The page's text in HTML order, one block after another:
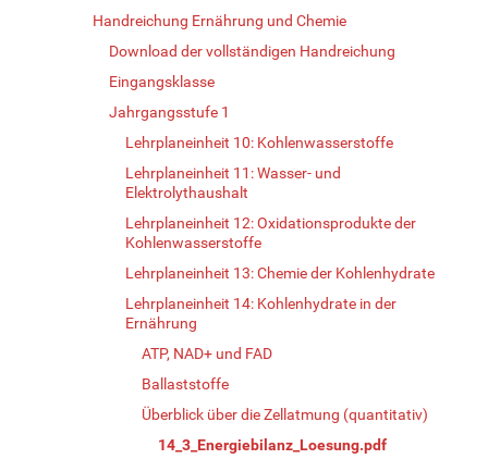
Handreichung Ernährung und Chemie
Download der vollständigen Handreichung
Eingangsklasse
Jahrgangsstufe 1
Lehrplaneinheit 10: Kohlenwasserstoffe
Lehrplaneinheit 11: Wasser- und
Elektrolythaushalt
Lehrplaneinheit 12: Oxidationsprodukte der
Kohlenwasserstoffe
Lehrplaneinheit 13: Chemie der Kohlenhydrate
Lehrplaneinheit 14: Kohlenhydrate in der
Ernährung
ATP, NAD+ und FAD
Ballaststoffe
Überblick über die Zellatmung (quantitativ)
14_3_Energiebilanz_Loesung.pdf